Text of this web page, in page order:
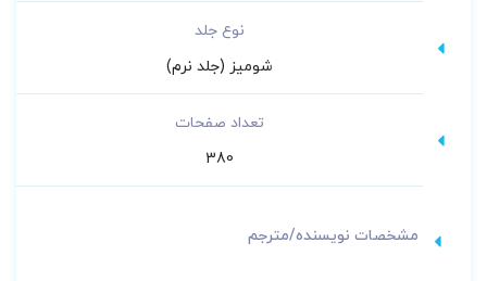
نوع جلد
شومیز (جلد نرم)
تعداد صفحات
380
مشخصات نویسنده/مترجم